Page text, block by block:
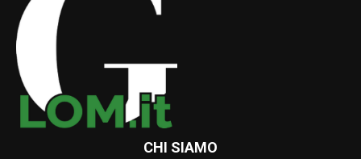
CHI SIAMO